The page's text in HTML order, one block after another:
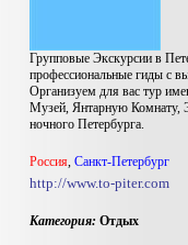
Групповые Экскурсии в
профессиональные гиды с
Организуем для вас тур
Музей, Янтарную Комнату,
ночного Петербурга.
Россия, Санкт-Петербург
http://www.to-piter.com
Категория: Отдых